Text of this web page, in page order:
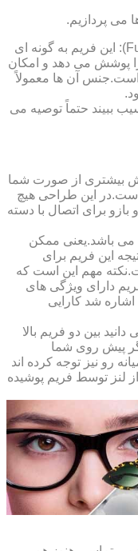
می پردازیم.
عینک های با فریم های کامل (Full-Rimmed): این فریم به گونه ای
پوشش می دهد و امکان
است.جنس آن ها معمولاً
ببیند حتماً توصیه می
بیشتری از صورت شما
است.در این طراحی هیچ
برای اتصال با دسته
می باشد.یعنی ممکن
این فریم برای
مهم این است که
دارای ویژگی های
شد کارایی
بین دو فریم بالا
پیش روی شما
رو نیز توجه کرده اند
لنز توسط فریم پوشیده